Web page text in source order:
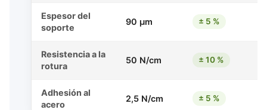
Espesor del
soporte
90 μm ± 5 %
Resistencia a la
rotura
50 N/cm ± 10 %
Adhesión al
acero
2,5 N/cm ± 5 %